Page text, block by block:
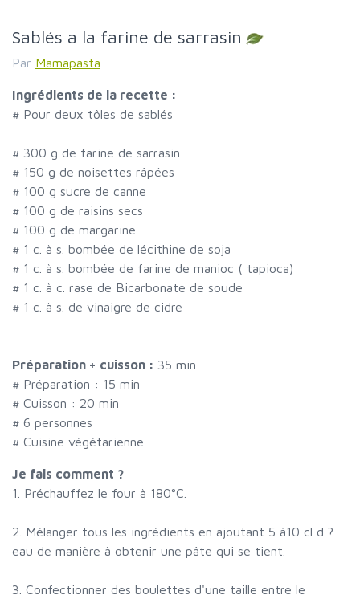
Sablés a la farine de sarrasin
Par Mamapasta
Ingrédients de la recette :
# Pour deux tôles de sablés
# 300 g de farine de sarrasin
# 150 g de noisettes râpées
# 100 g sucre de canne
# 100 g de raisins secs
# 100 g de margarine
# 1 c. à s. bombée de lécithine de soja
# 1 c. à s. bombée de farine de manioc ( tapioca)
# 1 c. à c. rase de Bicarbonate de soude
# 1 c. à s. de vinaigre de cidre
Préparation + cuisson : 35 min
# Préparation : 15 min
# Cuisson : 20 min
# 6 personnes
# Cuisine végétarienne
Je fais comment ?
1. Préchauffez le four à 180°C.
2. Mélanger tous les ingrédients en ajoutant 5 à10 cl d ?
eau de manière à obtenir une pâte qui se tient.
3. Confectionner des boulettes d'une taille entre le